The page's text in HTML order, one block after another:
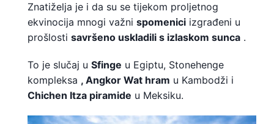
Znatiželja je i da su se tijekom proljetnog
ekvinocija mnogi važni spomenici izgrađeni u
prošlosti savršeno uskladili s izlaskom sunca .
To je slučaj u Sfinge u Egiptu, Stonehenge
kompleksa , Angkor Wat hram u Kambodži i
Chichen Itza piramide u Meksiku.